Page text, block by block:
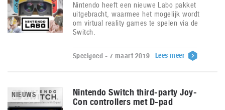
Nintendo heeft een nieuwe Labo pakket
uitgebracht, waarmee het mogelijk wordt
om virtual reality games te spelen via de
Switch.
Speelgoed - 7 maart 2019 Lees meer
NIEUWS
Nintendo Switch third-party Joy-
Con controllers met D-pad